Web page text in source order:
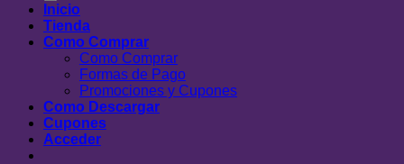
Inicio
Tienda
Como Comprar
Como Comprar
Formas de Pago
Promociones y Cupones
Como Descargar
Cupones
Acceder